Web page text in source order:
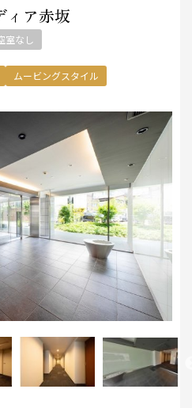
ィア赤坂
室なし
ムービングスタイル